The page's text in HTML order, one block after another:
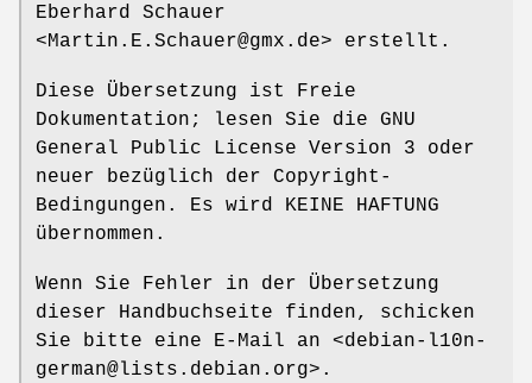
Eberhard Schauer
<Martin.E.Schauer@gmx.de> erstellt.
Diese Übersetzung ist Freie
Dokumentation; lesen Sie die GNU
General Public License Version 3 oder
neuer bezüglich der Copyright-
Bedingungen. Es wird KEINE HAFTUNG
übernommen.
Wenn Sie Fehler in der Übersetzung
dieser Handbuchseite finden, schicken
Sie bitte eine E-Mail an <debian-l10n-
german@lists.debian.org>.